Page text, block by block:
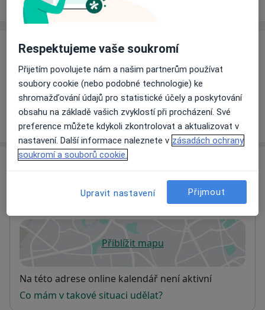
Ceník Adresy
Ceník
Informace o službách a cenách nejsou k dispozici
Tento specialista ještě nepřidával žádné informace o
svých službách.
Adresa
Uherskohradišťská nemocnice
Uherské Hradiště
Přiblížit mapuse otevře v nové záložce
Dostupnost
Na této adrese online kalendář není aktivní
Co mám v takové situaci udělat?
Respektujeme vaše soukromí
Přijetím povolujete nám a našim partnerům používat
soubory cookie (nebo podobné technologie) ke
shromažďování údajů pro statistické účely a poskytování
obsahu na základě vašich zvyklostí při procházení. Své
preference můžete kdykoli zkontrolovat a aktualizovat v
nastavení. Další informace naleznete v zásadách ochrany
soukromí a souborů cookie.
Upravit nastavení Přijmout